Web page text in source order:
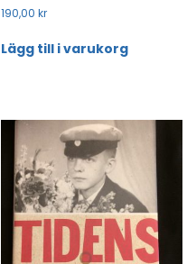
190,00kr
Lägg till i varukorg